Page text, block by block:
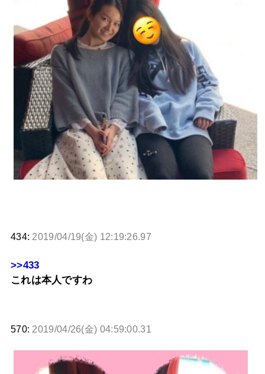
434: 2019/04/19(金) 12:19:26.97
>>433
これは本人ですわ
570: 2019/04/26(金) 04:59:00.31